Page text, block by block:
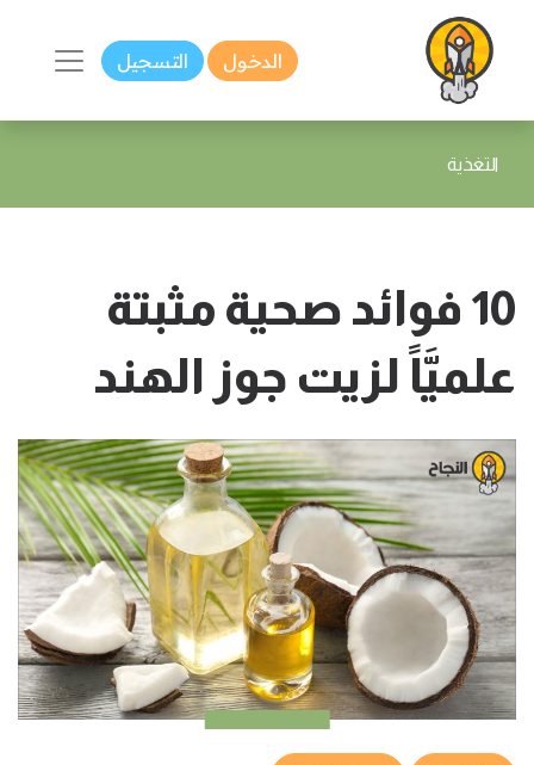
الدخول التسجيل
التغذية
10 فوائد صحية مثبتة
علميَّاً لزيت جوز الهند